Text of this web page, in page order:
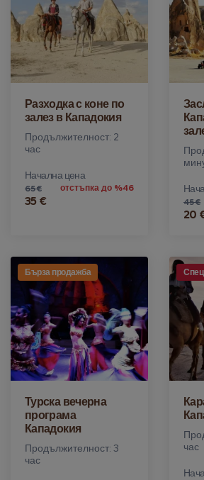
Разходка с коне по
залез в Кападокия
Продължителност: 2
час
Начална цена
65 €
35 €
отстъпка до %46
45 €
20
Бърза продажба
Турска вечерна
програма
Кападокия
Продължителност: 3
час
час